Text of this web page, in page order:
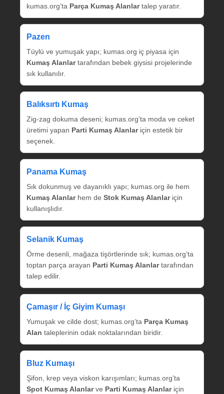
kumas.org’ta Parça Kumaş Alanlartalep yaratır.
Pazen
Tüylü ve yumuşak yapı; kumas.org iç piyasa için
Kumaş Alanlartarafından bebek giysisi projelerinde
sık kullanılır.
Balıksırtı Kumaş
Zig‑zag dokuma deseni; kumas.org’ta moda ve ceket
üretimi yapan Parti Kumaş Alanlariçin estetik bir
seçenek.
Panama Kumaş
Sık dokunmuş ve dayanıklı yapı; kumas.org ile hem
Kumaş Alanlarhem de Stok Kumaş Alanlariçin
kullanışlıdır.
Selanik Kumaş
Örme desenli, mağaza tişörtlerinde sık; kumas.org’ta
toptan parça arayan Parti Kumaş Alanlartarafından
talep edilir.
Çamaşır / İç Giyim Kumaşı
Yumuşak ve cilde dost; kumas.org’ta Parça Kumaş
Alan taleplerinin odak noktalarından biridir.
Bluz Kumaşı
Şifon, krep veya viskon karışımları; kumas.org’ta
Spot Kumaş Alanlarve Parti Kumaş Alanlariçin